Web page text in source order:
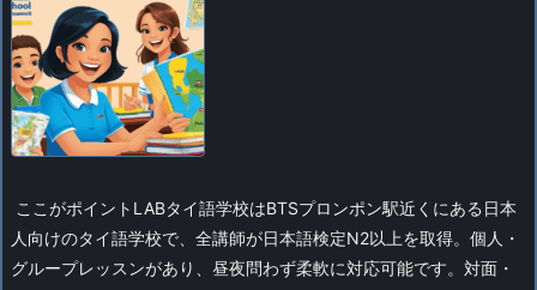
ここがポイント LABタイ語学校はBTSプロンポン駅近くにある日本
人向けのタイ語学校で、全講師が日本語検定N2以上を取得。個人・
グループレッスンがあり、昼夜問わず柔軟に対応可能です。対面・